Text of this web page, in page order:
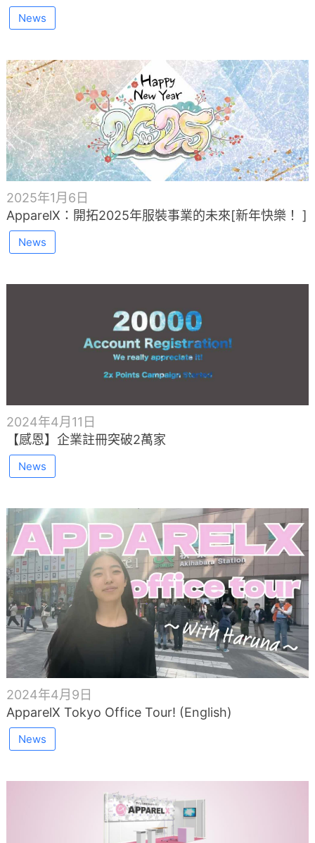
News
2025年1月6日
ApparelX：開拓2025年服裝事業的未來[新年快樂！ ]
News
2024年4月11日
【感恩】企業註冊突破2萬家
News
2024年4月9日
ApparelX Tokyo Office Tour! (English)
News